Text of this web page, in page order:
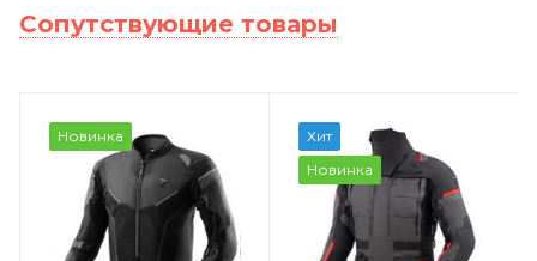
Сопутствующие товары
Новинка
Хит
Новинка